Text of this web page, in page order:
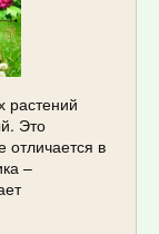
растений
Это
отличается в
–